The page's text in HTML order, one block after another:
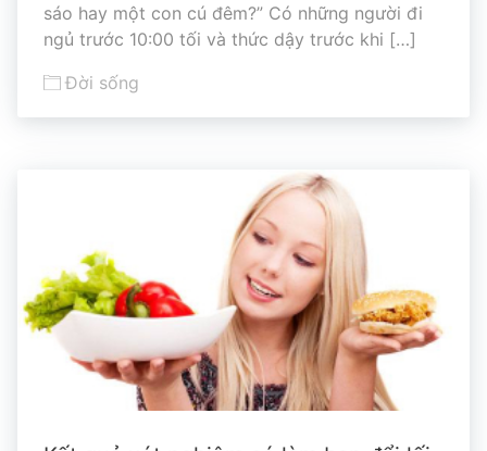
sáo hay một con cú đêm?” Có những người đi
ngủ trước 10:00 tối và thức dậy trước khi […]
Đời sống